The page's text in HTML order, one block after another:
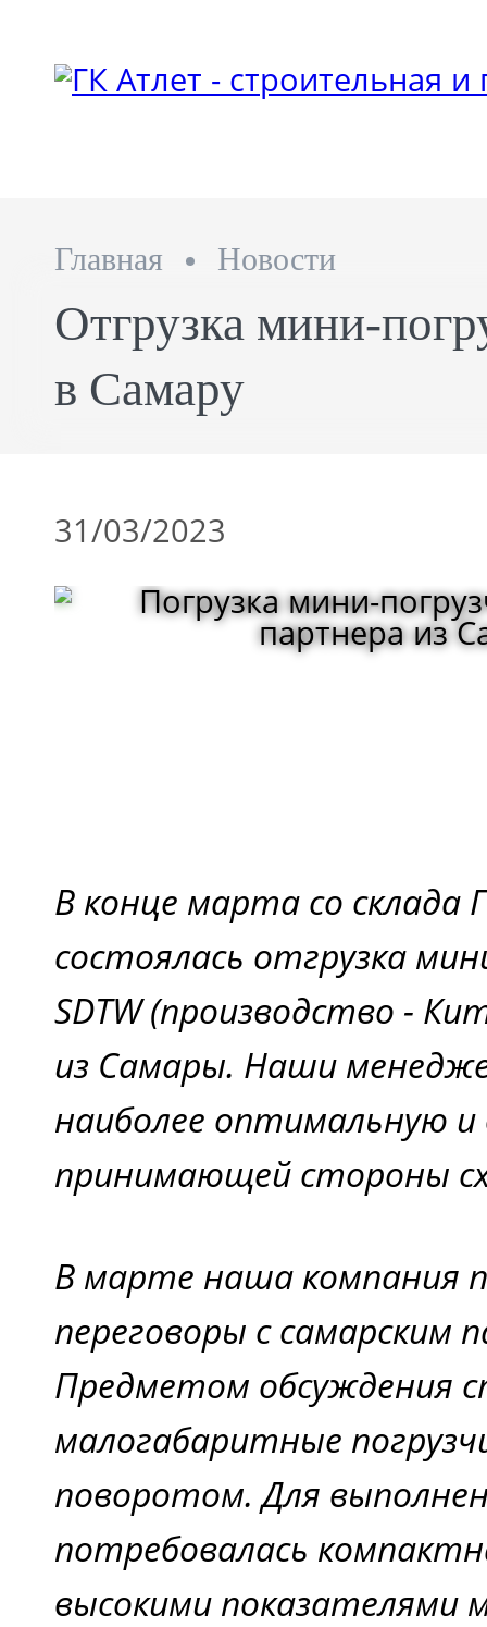
Главная Новости
Отгрузка мини-
в Самару
31/03/2023
В конце марта со склада
состоялась отгрузка
SDTW (производство -
из Самары. Наши
наиболее оптимальную
принимающей стороны
В марте наша компания
переговоры с самарским
Предметом обсуждения
малогабаритные
поворотом. Для
потребовалась
высокими показателями